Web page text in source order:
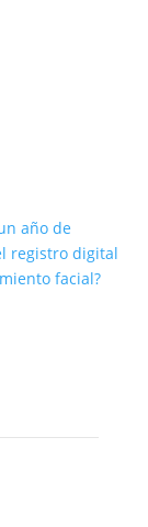
año de
registro digital
facial?